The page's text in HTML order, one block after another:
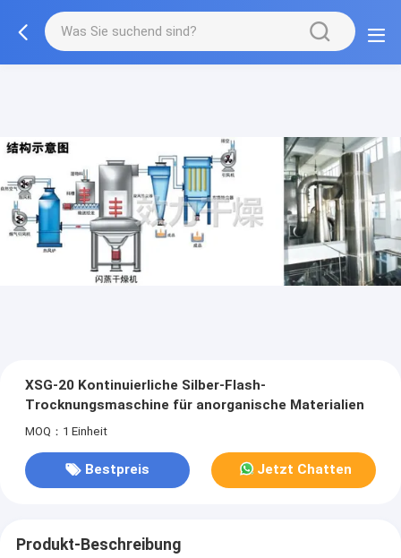
XSG-20 Kontinuierliche Silber-Flash-
Trocknungsmaschine für anorganische Materialien
MOQ：1 Einheit
Bestpreis Jetzt Chatten
Produkt-Beschreibung